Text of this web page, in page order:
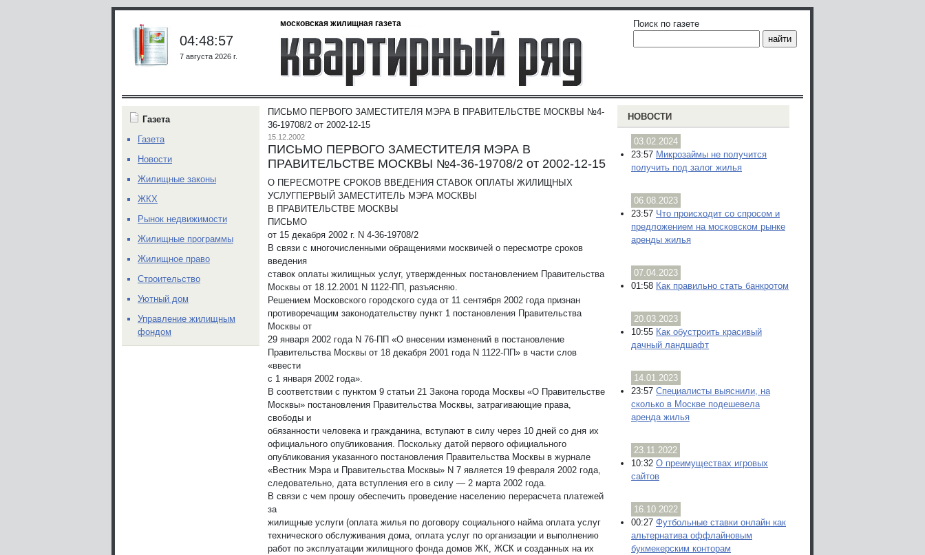
московская жилищная газета
04:48:57
7 августа 2026 г.
Поиск по газете
ПИСЬМО ПЕРВОГО ЗАМЕСТИТЕЛЯ МЭРА В ПРАВИТЕЛЬСТВЕ МОСКВЫ №4-
36-19708/2 от 2002-12-15
15.12.2002
ПИСЬМО ПЕРВОГО ЗАМЕСТИТЕЛЯ МЭРА В
ПРАВИТЕЛЬСТВЕ МОСКВЫ №4-36-19708/2 от 2002-12-15
О ПЕРЕСМОТРЕ СРОКОВ ВВЕДЕНИЯ СТАВОК ОПЛАТЫ ЖИЛИЩНЫХ
УСЛУГПЕРВЫЙ ЗАМЕСТИТЕЛЬ МЭРА МОСКВЫ
В ПРАВИТЕЛЬСТВЕ МОСКВЫ
ПИСЬМО
от 15 декабря 2002 г. N 4-36-19708/2
В связи с многочисленными обращениями москвичей о пересмотре сроков
введения
ставок оплаты жилищных услуг, утвержденных постановлением Правительства
Москвы от 18.12.2001 N 1122-ПП, разъясняю.
Решением Московского городского суда от 11 сентября 2002 года признан
противоречащим законодательству пункт 1 постановления Правительства
Москвы от
29 января 2002 года N 76-ПП «О внесении изменений в постановление
Правительства Москвы от 18 декабря 2001 года N 1122-ПП» в части слов
«ввести
с 1 января 2002 года».
В соответствии с пунктом 9 статьи 21 Закона города Москвы «О Правительстве
Москвы» постановления Правительства Москвы, затрагивающие права,
свободы и
обязанности человека и гражданина, вступают в силу через 10 дней со дня их
официального опубликования. Поскольку датой первого официального
опубликования указанного постановления Правительства Москвы в журнале
«Вестник Мэра и Правительства Москвы» N 7 является 19 февраля 2002 года,
следовательно, дата вступления его в силу — 2 марта 2002 года.
В связи с чем прошу обеспечить проведение населению перерасчета платежей
за
жилищные услуги (оплата жилья по договору социального найма оплата услуг
технического обслуживания дома, оплата услуг по организации и выполнению
работ по эксплуатации жилищного фонда домов ЖК, ЖСК и созданных на их
НОВОСТИ
03.02.2024
23:57 Микрозаймы не получится
получить под залог жилья
06.08.2023
23:57 Что происходит со спросом и
предложением на московском рынке
аренды жилья
07.04.2023
01:58 Как правильно стать банкротом
20.03.2023
10:55 Как обустроить красивый
дачный ландшафт
14.01.2023
23:57 Специалисты выяснили, на
сколько в Москве подешевела
аренда жилья
23.11.2022
10:32 О преимуществах игровых
сайтов
16.10.2022
00:27 Футбольные ставки онлайн как
альтернатива оффлайновым
букмекерским конторам
Газета
Газета
Новости
Жилищные законы
ЖКХ
Рынок недвижимости
Жилищные программы
Жилищное право
Строительство
Уютный дом
Управление жилищным
фондом